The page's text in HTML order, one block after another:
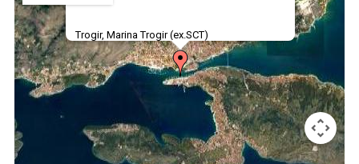
Trogir, Marina Trogir (ex.SCT)